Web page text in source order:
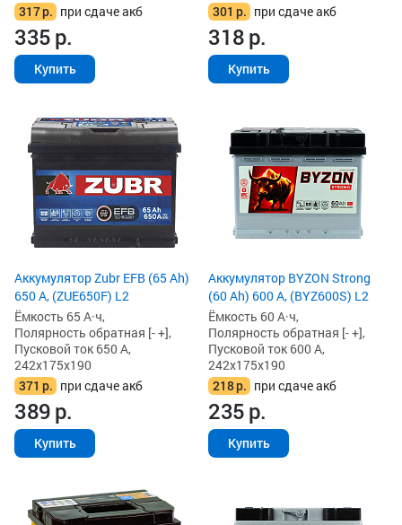
317р. при сдаче акб
335р.
Купить
301 р. при сдаче акб
318р.
Купить
Аккумулятор Zubr EFB (65 Ah)
650 А, (ZUE650F) L2
Ёмкость 65 А·ч,
Полярность обратная [- +],
Пусковой ток 650 А,
242x175x190
371 р. при сдаче акб
389р.
Купить
Аккумулятор BYZON Strong
(60 Ah) 600 А, (BYZ600S) L2
Ёмкость 60 А·ч,
Полярность обратная [- +],
Пусковой ток 600 А,
242x175x190
218р. при сдаче акб
235р.
Купить